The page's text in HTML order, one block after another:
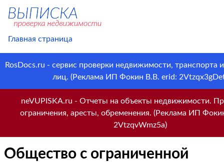
Главная страница
RosDocs.ru - сервис проверки недвижимости, транспорта
лиц. (Реклама ИП Фокин В.В. erid:
neVUPISKA.ru - Отчеты на объекты недвижимости.
ограничения, аресты, обременения. (Реклама ИП
2VtzqvWmz5a)
Общество с ограниченной